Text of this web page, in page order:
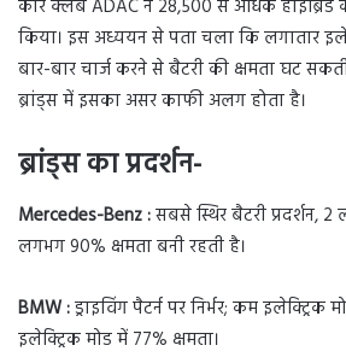
कार क्लब ADAC ने 28,500 से अधिक हाइब्रिड
किया। इस अध्ययन से पता चला कि लगातार
बार-बार चार्ज करने से बैटरी की क्षमता घट
ब्रांड्स में इसका असर काफी अलग होता है।
ब्रांड्स का प्रदर्शन-
Mercedes-Benz :सबसे स्थिर बैटरी प्रदर्शन,
लगभग 90% क्षमता बनी रहती है।
BMW :ड्राइविंग पैटर्न पर निर्भर; कम
इलेक्ट्रिक मोड में 77% क्षमता।